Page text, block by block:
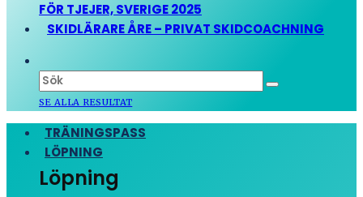
FÖR TJEJER, SVERIGE 2025
SKIDLÄRARE ÅRE – PRIVAT SKIDCOACHNING
SE ALLA RESULTAT
TRÄNINGSPASS
LÖPNING
Löpning